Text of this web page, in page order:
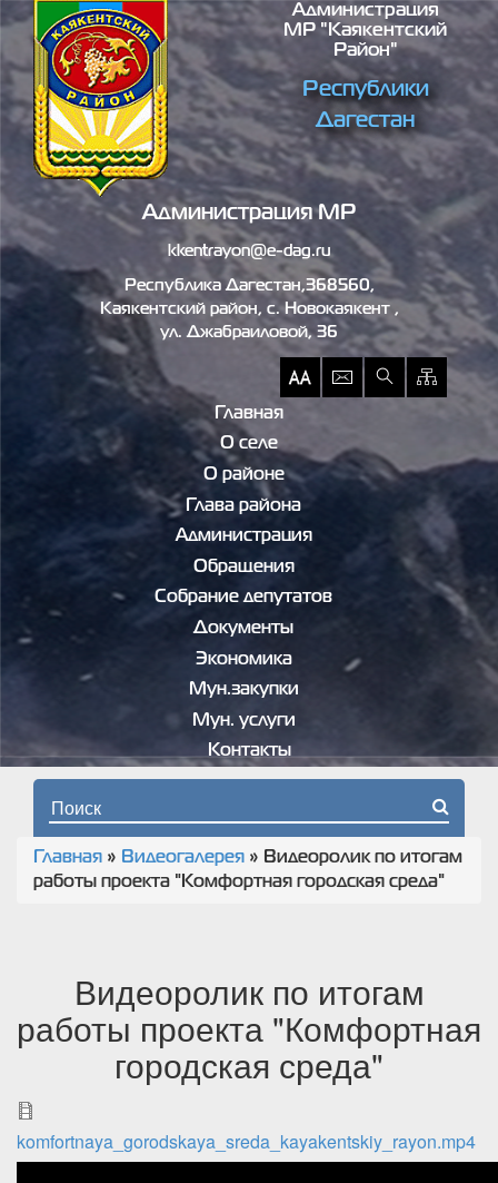
Перейти к основному содержаниюАдминистрация
МР "Каякентский
Район"
Республики
Дагестан
Администрация МР
kkentrayon@e-dag.ru
Республика Дагестан,368560,
Каякентский район, c. Новокаякент ,
ул. Джабраиловой, 36
Главная
О селе
О районе
Глава района
Администрация
Обращения
Собрание депутатов
Документы
Экономика
Мун.закупки
Мун. услуги
Контакты
Форма поиска
Вы здесь
Главная » Видеогалерея » Видеоролик по итогам
работы проекта "Комфортная городская среда"
Видеоролик по итогам
работы проекта "Комфортная
городская среда"
komfortnaya_gorodskaya_sreda_kayakentskiy_rayon.mp4